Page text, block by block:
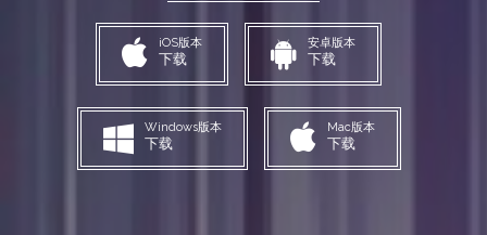
iOS版本
下载
安卓版本
下载
Windows版本
下载
Mac版本
下载